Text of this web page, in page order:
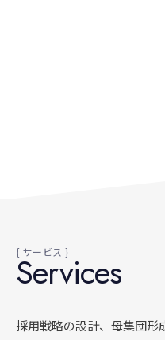
{ サービス }
Services
採用戦略の設計、母集団形